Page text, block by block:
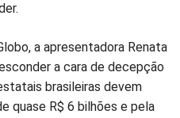
a apresentadora Renata
a cara de decepção
brasileiras devem
quase R$ 6 bilhões e pela